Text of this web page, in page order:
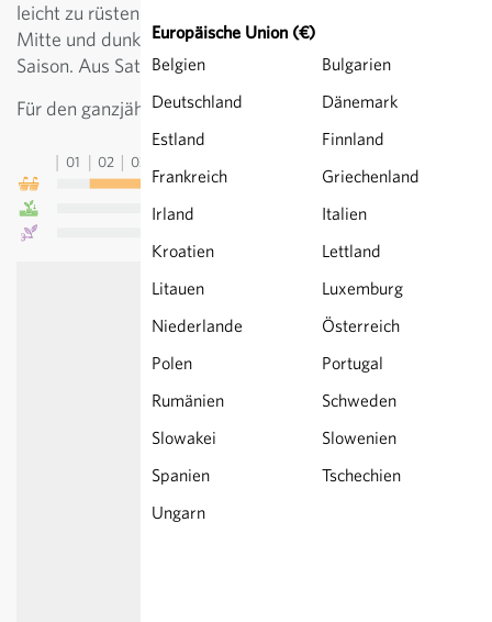
Europäische Union (€)
Belgien
Bulgarien
Deutschland
Dänemark
Estland
Finnland
Frankreich
Griechenland
Irland
Italien
Kroatien
Lettland
Litauen
Luxemburg
Niederlande
Österreich
Polen
Portugal
Rumänien
Schweden
Slowakei
Slowenien
Spanien
Tschechien
Ungarn
leicht zu rüsten. Schöner Farbkontrast durch hellgrüne
Mitte und dunkelroten Blättern aussen. Für die ganze
Saison. Aus Sativa-Züchtung.
Für den ganzjährigen Anbau geeignet.
01 02 03